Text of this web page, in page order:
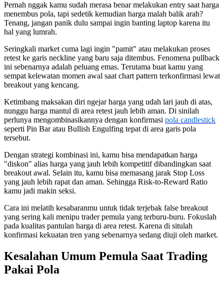
Pernah nggak kamu sudah merasa benar melakukan entry saat harga
menembus pola, tapi sedetik kemudian harga malah balik arah?
Tenang, jangan panik dulu sampai ingin banting laptop karena itu
hal yang lumrah.
Seringkali market cuma lagi ingin "pamit" atau melakukan proses
retest ke garis neckline yang baru saja ditembus. Fenomena pullback
ini sebenarnya adalah peluang emas. Terutama buat kamu yang
sempat kelewatan momen awal saat chart pattern terkonfirmasi lewat
breakout yang kencang.
Ketimbang maksakan diri ngejar harga yang udah lari jauh di atas,
nunggu harga mantul di area retest jauh lebih aman. Di sinilah
perlunya mengombinasikannya dengan konfirmasi pola candlestick
seperti Pin Bar atau Bullish Engulfing tepat di area garis pola
tersebut.
Dengan strategi kombinasi ini, kamu bisa mendapatkan harga
"diskon" alias harga yang jauh lebih kompetitif dibandingkan saat
breakout awal. Selain itu, kamu bisa memasang jarak Stop Loss
yang jauh lebih rapat dan aman. Sehingga Risk-to-Reward Ratio
kamu jadi makin seksi.
Cara ini melatih kesabaranmu untuk tidak terjebak false breakout
yang sering kali menipu trader pemula yang terburu-buru. Fokuslah
pada kualitas pantulan harga di area retest. Karena di situlah
konfirmasi kekuatan tren yang sebenarnya sedang diuji oleh market.
Kesalahan Umum Pemula Saat Trading
Pakai Pola